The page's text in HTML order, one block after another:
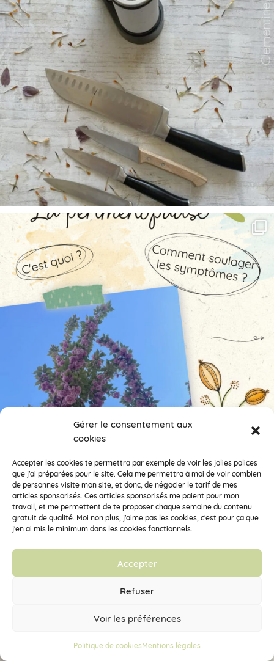
Gérer le consentement aux
cookies
Accepter les cookies te permettra par exemple de voir les jolies polices
que j'ai préparées pour le site. Cela me permettra à moi de voir combien
de personnes visite mon site, et donc, de négocier le tarif de mes
articles sponsorisés. Ces articles sponsorisés me paient pour mon
travail, et me permettent de te proposer chaque semaine du contenu
gratuit de qualité. Moi non plus, j'aime pas les cookies, c'est pour ça que
j'en ai mis le minimum dans les cookies fonctionnels.
Accepter
Refuser
Voir les préférences
Politique de cookiesMentions légales